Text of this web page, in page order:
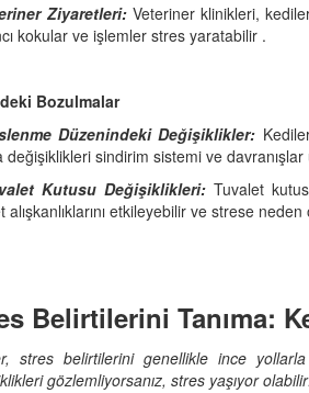
Ziyaretleri:Veteriner klinikleri,
kokular ve işlemler stres yaratabilir .
Bozulmalar
Düzenindeki Değişiklikler:
değişiklikleri sindirim sistemi ve
Kutusu Değişiklikleri:Tuvalet
alışkanlıklarını etkileyebilir ve strese
Belirtilerini Tanıma:
stres belirtilerini genellikle ince
gözlemliyorsanız, stres yaşıyor